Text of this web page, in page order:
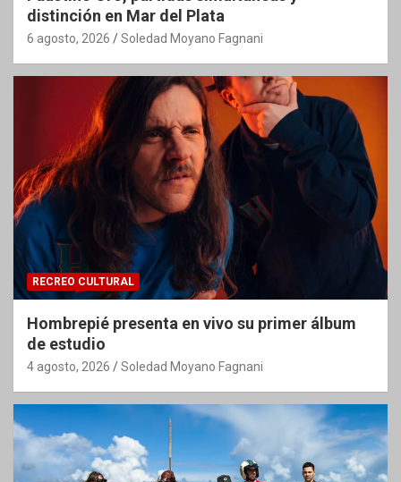
distinción en Mar del Plata
6 agosto, 2026 Soledad Moyano Fagnani
RECREO CULTURAL
Hombrepié presenta en vivo su primer álbum
de estudio
4 agosto, 2026 Soledad Moyano Fagnani